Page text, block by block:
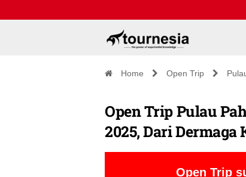
Home Open Trip
Open Trip Pulau
2025, Dari Dermaga
Open Trip